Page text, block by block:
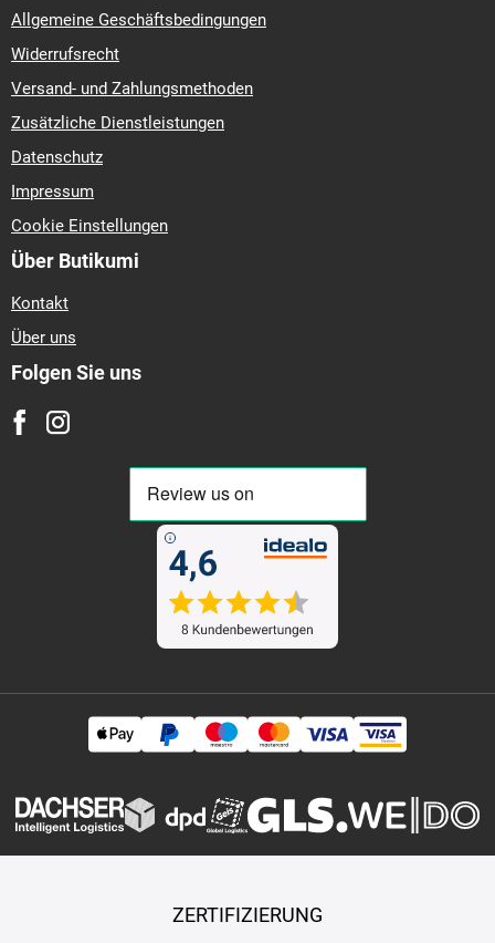
Allgemeine Geschäftsbedingungen
Widerrufsrecht
Versand- und Zahlungsmethoden
Zusätzliche Dienstleistungen
Datenschutz
Impressum
Cookie Einstellungen
Über Butikumi
Kontakt
Über uns
Folgen Sie uns
ZERTIFIZIERUNG